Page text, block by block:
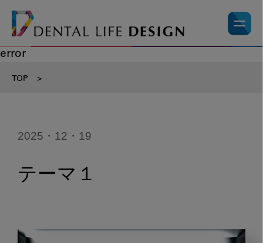
error
TOP >
2025・12・19
テーマ１